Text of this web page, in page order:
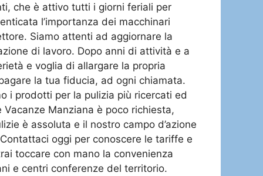
che è attivo tutti i giorni feriali per
l’importanza dei macchinari
Siamo attenti ad aggiornare la
di lavoro. Dopo anni di attività e a
e voglia di allargare la propria
la tua fiducia, ad ogni chiamata.
i prodotti per la pulizia più ricercati ed
Manziana è poco richiesta,
è assoluta e il nostro campo d’azione
oggi per conoscere le tariffe e
toccare con mano la convenienza
e centri conferenze del territorio.